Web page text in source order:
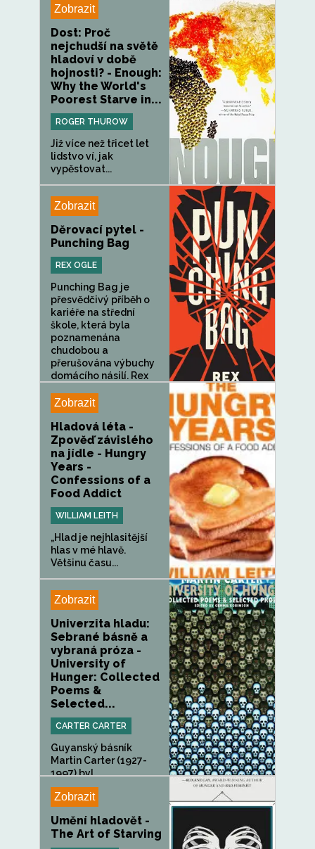
Zobrazit
Dost: Proč
nejchudší na světě
hladoví v době
hojnosti? - Enough:
Why the World's
Poorest Starve in...
ROGER THUROW
Již více než třicet let
lidstvo ví, jak
vypěstovat...
Zobrazit
Děrovací pytel -
Punching Bag
REX OGLE
Punching Bag je
přesvědčivý příběh o
kariéře na střední
škole, která byla
poznamenána
chudobou a
přerušována výbuchy
domácího násilí. Rex
Zobrazit
Hladová léta -
Zpověď závislého
na jídle - Hungry
Years -
Confessions of a
Food Addict
WILLIAM LEITH
„Hlad je nejhlasitější
hlas v mé hlavě.
Většinu času...
Zobrazit
Univerzita hladu:
Sebrané básně a
vybraná próza -
University of
Hunger: Collected
Poems &
Selected...
CARTER CARTER
Guyanský básník
Martin Carter (1927-
1997) byl...
Zobrazit
Umění hladovět -
The Art of Starving